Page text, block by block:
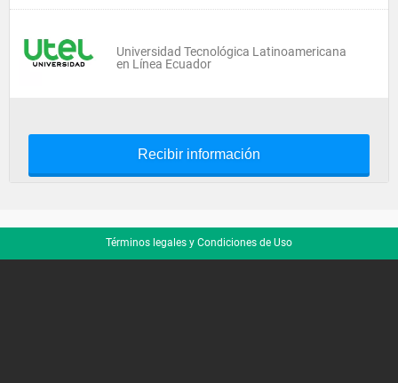
Universidad Tecnológica Latinoamericana
en Línea Ecuador
Recibir información
Términos legales y Condiciones de Uso